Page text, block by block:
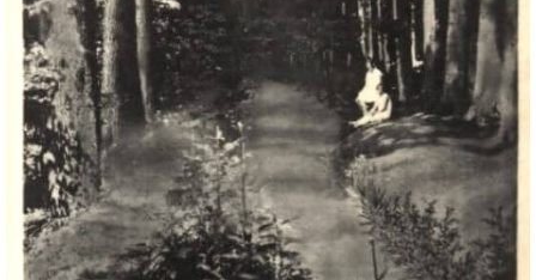
© 2026 eStránky.cz Aktualizováno: 17. 7. 2026 | Nahoru ↑